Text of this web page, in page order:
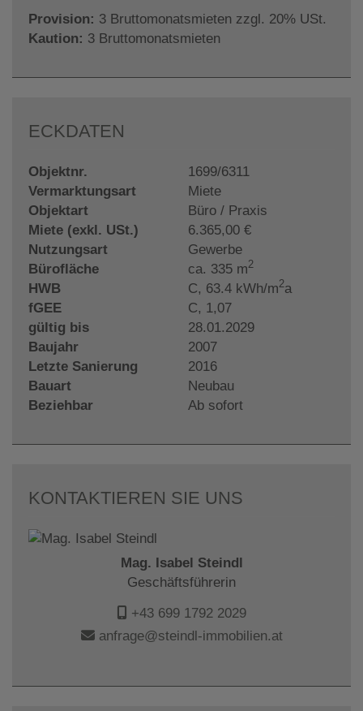
Provision: 3 Bruttomonatsmieten zzgl. 20% USt.
Kaution: 3 Bruttomonatsmieten
ECKDATEN
Objektnr.
1699/6311
Vermarktungsart
Miete
Objektart
Büro / Praxis
Miete (exkl. USt.)
6.365,00 €
Nutzungsart
Gewerbe
Bürofläche
ca. 335 m2
HWB C, 63.4 kWh/m2a
fGEE
C, 1,07
gültig bis
28.01.2029
Baujahr
2007
Letzte Sanierung
2016
Bauart
Neubau
Beziehbar
Ab sofort
KONTAKTIEREN SIE UNS
Mag. Isabel Steindl
Geschäftsführerin
+43 699 1792 2029
anfrage@steindl-immobilien.at